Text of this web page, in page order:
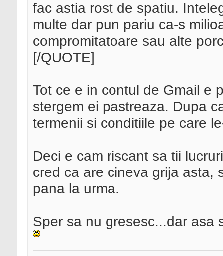
fac astia rost de spatiu.
multe dar pun pariu ca-s
compromitatoare sau alte
[/QUOTE]
Tot ce e in contul de Gmail e
stergem ei pastreaza. Dupa
termenii si conditiile pe care
Deci e cam riscant sa tii
cred ca are cineva grija asta,
pana la urma.
Sper sa nu gresesc...dar asa